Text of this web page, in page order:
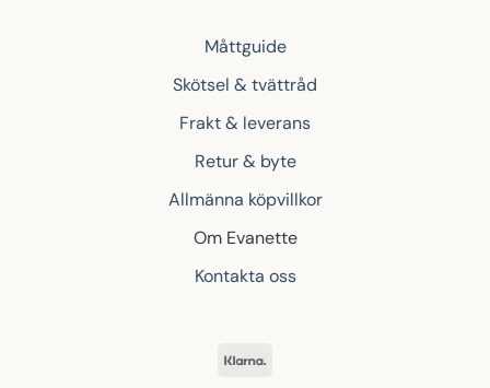
Måttguide
Skötsel & tvättråd
Frakt & leverans
Retur & byte
Allmänna köpvillkor
Om Evanette
Kontakta oss